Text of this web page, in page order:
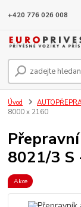
+420 776 026 008
Úvod
8000 x 2160
8021/3 S
Akce